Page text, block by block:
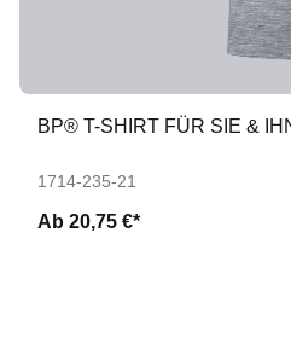
BP® T-SHIRT FÜR SIE &
1714-235-21
Ab 20,75 €*